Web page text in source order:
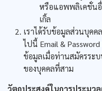
หรือแอพพลิเคชั่น
เกิ้ล
เราได้รับข้อมูลส่วนบุค
ไปนี้ Email &
ข้อมูลเมื่อท่านสมัครระ
ของบุคคลที่สาม
วัตถุประสงค์ในการประมว